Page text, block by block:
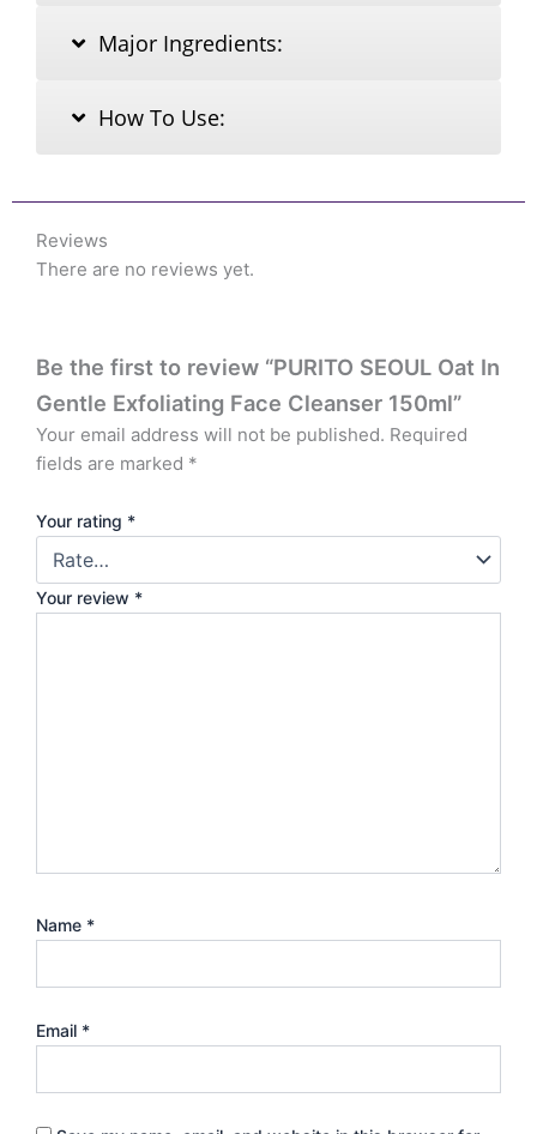
Major Ingredients:
How To Use:
Reviews
There are no reviews yet.
Be the first to review “PURITO SEOUL Oat In
Gentle Exfoliating Face Cleanser 150ml”
Your email address will not be published. Required
fields are marked *
Your rating *
Your review *
Name *
Email *